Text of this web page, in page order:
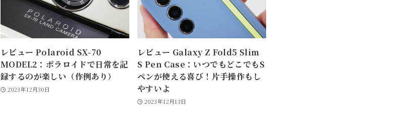
レビュー Polaroid SX-70
MODEL2：ポラロイドで日常を記
録するのが楽しい（作例あり）
2023年12月30日
レビュー Galaxy Z Fold5 Slim
S Pen Case：いつでもどこでもS
ペンが使える喜び！片手操作もし
やすいよ
2023年12月13日